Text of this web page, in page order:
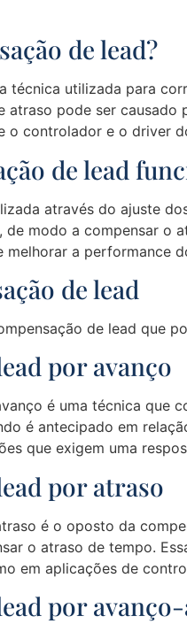
de lead?
técnica utilizada para
atraso pode ser
o controlador e o driver
de lead
através do ajuste
modo a compensar o
melhorar a performance
de lead
de lead que
por avanço
é uma técnica que
é antecipado em
que exigem uma
por atraso
é o oposto da
o atraso de tempo.
em aplicações de
por